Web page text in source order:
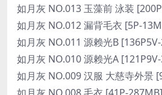
如月灰 NO.013 玉藻前 泳装
如月灰 NO.012 漏背毛衣 [5P-
如月灰 NO.011 源赖光B
如月灰 NO.010 源赖光A
如月灰 NO.009 汉服 大慈寺外景
如月灰 NO.008 毛衣 [41P-287MB]